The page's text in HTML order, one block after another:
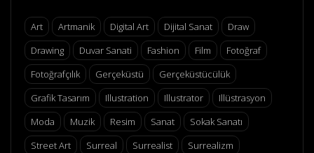
Art Artmanik Digital Art Dijital Sanat
Draw
Drawing
Duvar Sanati Fashion Film
Fotoğraf
Fotoğrafçılık
Gerçeküstü
Gerçeküstücülük
Grafik Tasarım
Illustration Illustrator
Illüstrasyon
Moda
Muzik Resim Sanat
Sokak Sanatı
Street Art
Surreal Surrealist
Surrealizm